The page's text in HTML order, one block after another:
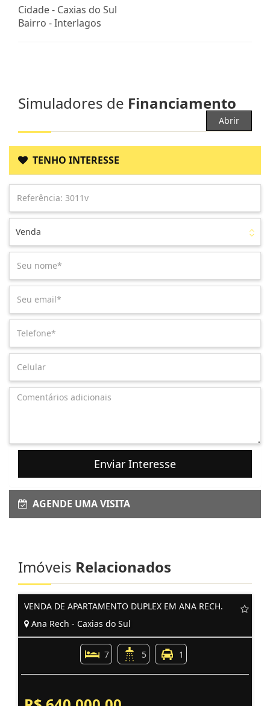
Cidade - Caxias do Sul
Bairro -Interlagos
Simuladores de Financiamento
Abrir
TENHO INTERESSE
Venda
Enviar Interesse
AGENDE UMA VISITA
Imóveis Relacionados
VENDA DE APARTAMENTO DUPLEX EM ANA RECH.
Ana Rech - Caxias do Sul
7 5 1